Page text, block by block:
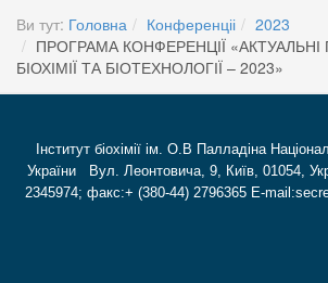
Ви тут: Головна Конференціі
2023
ПРОГРАМА КОНФЕРЕНЦІЇ
БІОХІМІЇ ТА БІОТЕХНОЛОГІЇ – 2023»
Інститут біохімії ім. О.В Палладіна
України Вул. Леонтовича, 9, Київ, 01054,
2345974; факс:+ (380-44) 2796365 E-